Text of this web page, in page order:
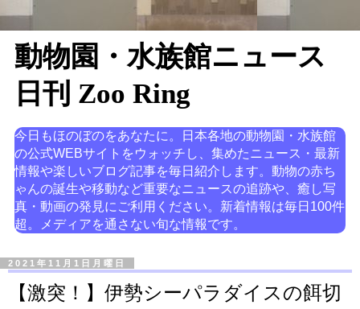
動物園・水族館ニュース
日刊 Zoo Ring
今日もほのぼのをあなたに。日本各地の動物園・水族館
の公式WEBサイトをウォッチし、集めたニュース・最新
情報や楽しいブログ記事を毎日紹介します。動物の赤ち
ゃんの誕生や移動など重要なニュースの追跡や、癒し写
真・動画の発見にご利用ください。新着情報は毎日100件
超。メディアを通さない旬な情報です。
2021年11月1日月曜日
【激突！】伊勢シーパラダイスの餌切